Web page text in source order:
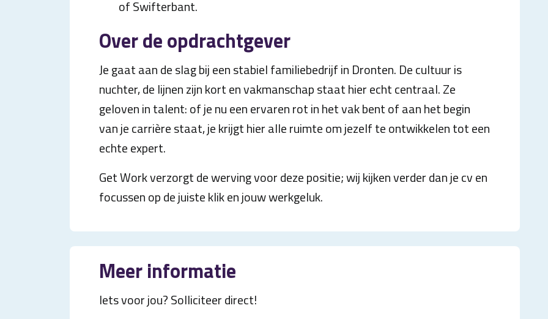
of Swifterbant.
Over de opdrachtgever
Je gaat aan de slag bij een stabiel familiebedrijf in Dronten. De cultuur is
nuchter, de lijnen zijn kort en vakmanschap staat hier echt centraal. Ze
geloven in talent: of je nu een ervaren rot in het vak bent of aan het begin
van je carrière staat, je krijgt hier alle ruimte om jezelf te ontwikkelen tot een
echte expert.
Get Work verzorgt de werving voor deze positie; wij kijken verder dan je cv en
focussen op de juiste klik en jouw werkgeluk.
Meer informatie
Iets voor jou? Solliciteer direct!